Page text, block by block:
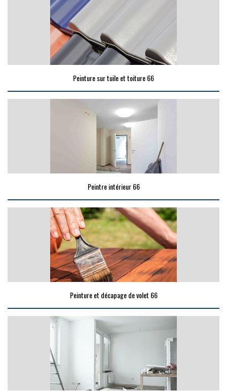
Peinture sur tuile et toiture 66
Peintre intérieur 66
Peinture et décapage de volet 66